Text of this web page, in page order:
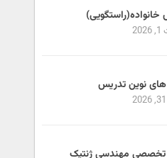
نوین تدریس
تخصصی مهندسی ژنتیک